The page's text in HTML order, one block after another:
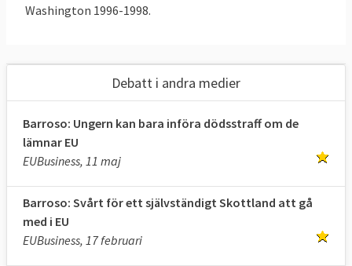
Washington 1996-1998.
Debatt i andra medier
Barroso: Ungern kan bara införa dödsstraff om de
lämnar EU
EUBusiness, 11 maj
Barroso: Svårt för ett självständigt Skottland att gå
med i EU
EUBusiness, 17 februari